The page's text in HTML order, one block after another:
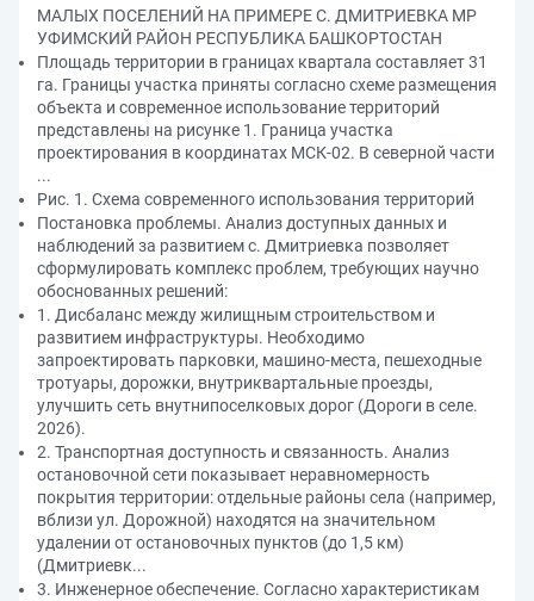
МАЛЫХ ПОСЕЛЕНИЙ НА ПРИМЕРЕ С. ДМИТРИЕВКА МР
УФИМСКИЙ РАЙОН РЕСПУБЛИКА БАШКОРТОСТАН
Площадь территории в границах квартала составляет 31
га. Границы участка приняты согласно схеме размещения
объекта и современное использование территорий
представлены на рисунке 1. Граница участка
проектирования в координатах МСК-02. В северной части
...
Рис. 1. Схема современного использования территорий
Постановка проблемы. Анализ доступных данных и
наблюдений за развитием с. Дмитриевка позволяет
сформулировать комплекс проблем, требующих научно
обоснованных решений:
1. Дисбаланс между жилищным строительством и
развитием инфраструктуры. Необходимо
запроектировать парковки, машино-места, пешеходные
тротуары, дорожки, внутриквартальные проезды,
улучшить сеть внутнипоселковых дорог (Дороги в селе.
2026).
2. Транспортная доступность и связанность. Анализ
остановочной сети показывает неравномерность
покрытия территории: отдельные районы села (например,
вблизи ул. Дорожной) находятся на значительном
удалении от остановочных пунктов (до 1,5 км)
(Дмитриевк...
3. Инженерное обеспечение. Согласно характеристикам